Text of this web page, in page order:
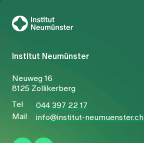
Institut Neumünster
Neuweg 16
8125 Zollikerberg
Tel
044 397 22 17
Mail
info@institut-neumuenster.ch